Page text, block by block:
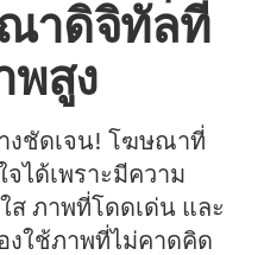
าดิจิทัลที่
พสูง
งชัดเจน! โฆษณาที่
ได้เพราะมีความ
ภาพที่โดดเด่น และ
งใช้ภาพที่ไม่คาดคิด